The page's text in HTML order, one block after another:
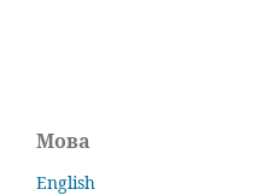
Мова
English